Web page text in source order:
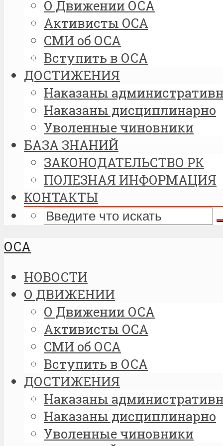
О Движении ОСА
Активисты OCA
СМИ об ОСА
Вступить в ОСА
ДОСТИЖЕНИЯ
Наказаны
Наказаны дисциплинарно
Уволенные чиновники
БАЗА ЗНАНИЙ
ЗАКОНОДАТЕЛЬСТВО РК
ПОЛЕЗНАЯ ИНФОРМАЦИЯ
КОНТАКТЫ
ОСА
НОВОСТИ
О ДВИЖЕНИИ
О Движении ОСА
Активисты OCA
СМИ об ОСА
Вступить в ОСА
ДОСТИЖЕНИЯ
Наказаны
Наказаны дисциплинарно
Уволенные чиновники